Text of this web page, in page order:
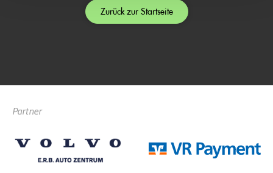
Zurück zur Startseite
Partner